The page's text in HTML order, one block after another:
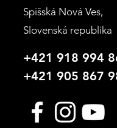
Spišská Nová Ves,
Slovenská republika
+421 918 994
+421 905 867